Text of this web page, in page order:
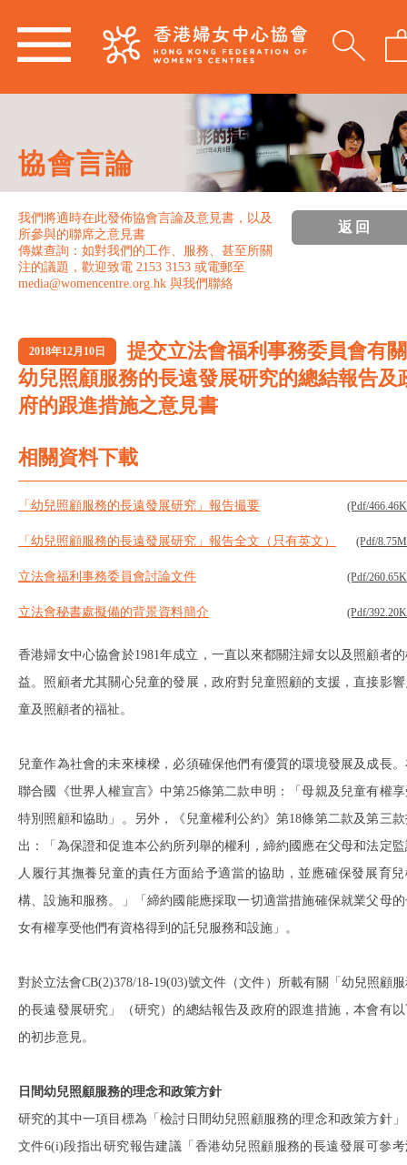
協會言論
我們將適時在此發佈協會言論及意見書，以及
所參與的聯席之意見書
傳媒查詢：如對我們的工作、服務、甚至所關
注的議題，歡迎致電 2153 3153 或電郵至
media@womencentre.org.hk 與我們聯絡
返回
2018年12月10日
提交立法會福利事務委員會有關
幼兒照顧服務的長遠發展研究的總結報告及
府的跟進措施之意見書
相關資料下載
「幼兒照顧服務的長遠發展研究」報告撮要 (Pdf/
「幼兒照顧服務的長遠發展研究」報告全文（只有英文） (Pdf/
立法會福利事務委員會討論文件 (Pdf/
立法會秘書處擬備的背景資料簡介 (Pdf/
香港婦女中心協會於1981年成立，一直以來都關注婦女以及照顧者
益。照顧者尤其關心兒童的發展，政府對兒童照顧的支援，直接影
童及照顧者的福祉。
兒童作為社會的未來棟樑，必須確保他們有優質的環境發展及成長
聯合國《世界人權宣言》中第25條第二款申明：「母親及兒童有權
特別照顧和協助」。另外，《兒童權利公約》第18條第二款及第三
出：「為保證和促進本公約所列舉的權利，締約國應在父母和法定
人履行其撫養兒童的責任方面給予適當的協助，並應確保發展育兒
構、設施和服務。」「締約國能應採取一切適當措施確保就業父母
女有權享受他們有資格得到的託兒服務和設施」。
對於立法會CB(2)378/18-19(03)號文件（文件）所載有關「幼兒照顧
的長遠發展研究」（研究）的總結報告及政府的跟進措施，本會有
的初步意見。
日間幼兒照顧服務的理念和政策方針
研究的其中一項目標為「檢討日間幼兒照顧服務的理念和政策方針
文件6(i)段指出研究報告建議「香港幼兒照顧服務的長遠發展可參考